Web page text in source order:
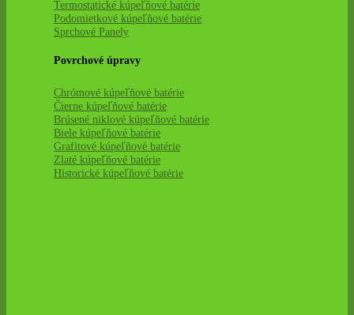
Termostatické kúpeľňové batérie
Podomietkové kúpeľňové batérie
Sprchové Panely
Povrchové úpravy
Chrómové kúpeľňové batérie
Čierne kúpeľňové batérie
Brúsené niklové kúpeľňové batérie
Biele kúpeľňové batérie
Grafitové kúpeľňové batérie
Zlaté kúpeľňové batérie
Historické kúpeľňové batérie